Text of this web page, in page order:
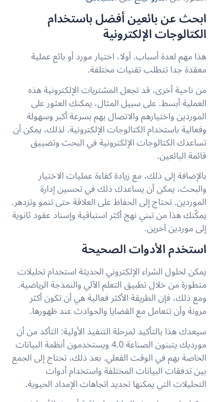
ابحث عن بائعين أفضل باستخدام
الكتالوجات الإلكترونية
هذا مهم لعدة أسباب. أولا، اختيار مورد أو بائع عملية
معقدة جدا تتطلب تقنيات مختلفة.
من ناحية أخرى، قد تجعل المشتريات الإلكترونية هذه
العملية أبسط. على سبيل المثال، يمكنك العثور على
الموردين واختيارهم والاتصال بهم بسرعة أكبر وسهولة
وفعالية باستخدام الكتالوجات الإلكترونية. لذلك، يمكن أن
تساعدك الكتالوجات الإلكترونية في البحث وتضييق
قائمة البائعين.
بالإضافة إلى ذلك، مع زيادة كفاءة عمليات الاختيار
والبحث، يمكن أن يساعدك ذلك في تحسين إدارة
الموردين. تحتاج إلى الحفاظ على العلاقة حتى تنمو وتزدهر.
يمكّنك هذا من تبني نهج أكثر استباقية وإسناد عقود ثانوية
إلى موردين آخرين.
استخدم الأدوات الصحيحة
يمكن لحلول الشراء الإلكتروني الحديثة استخدام تحليلات
متطورة من خلال تطبيق التعلم الآلي والنمذجة الرياضية.
ومع ذلك، فإن الطريقة الأكثر فعالية هي أن تكون أكثر
مرونة وأن تتعامل مع القضايا والحوادث عند ظهورها.
سيعدك هذا بالتأكيد لمرحلة التنفيذ الأولية: التأكد من أن
مورديك يتبنون الصناعة 4.0 ويستخدمون أنظمة البيانات
الخاصة بهم في الوقت الفعلي. بعد ذلك، تحتاج إلى الجمع
بين تدفقات البيانات المختلفة واستخدام أدوات
التحليلات التي يمكنها تحديد اتجاهات الإمداد الحيوية.